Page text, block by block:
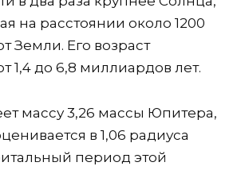
на расстоянии около 1200
Земли. Его возраст
1,4 до 6,8 миллиардов лет.
массу 3,26 массы Юпитера,
в 1,06 радиуса
период этой